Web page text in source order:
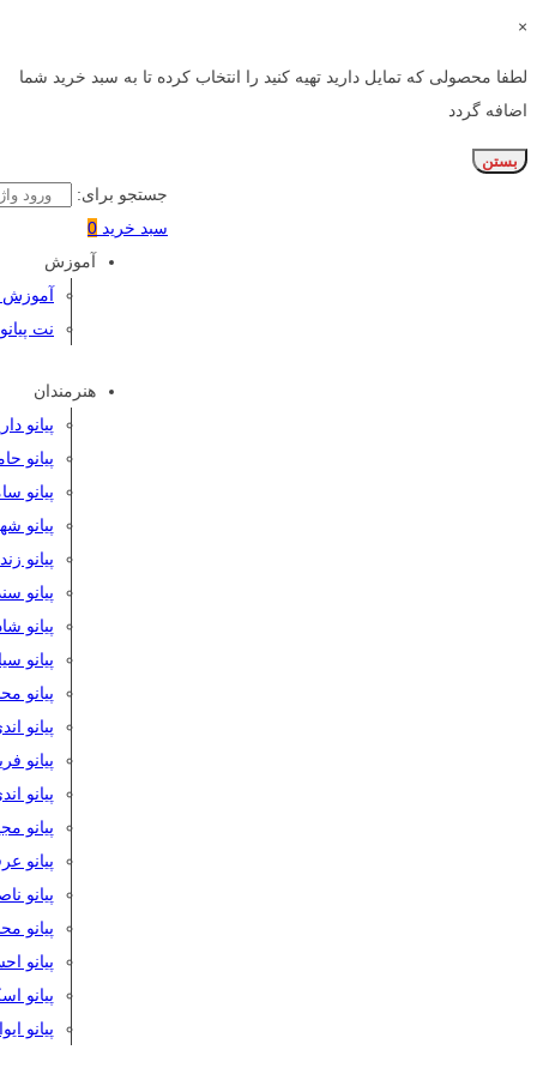
×
لطفا محصولی که تمایل دارید تهیه کنید را انتخاب کرده تا به سبد خرید شما
اضافه گردد
بستن
جستجو برای:
سبد خرید 0
آموزش
آموزش
نت پیانو
هنرمندان
پیانو
پیانو
پیانو
پیانو
پیانو
پیانو
پیانو
پیانو
پیانو
پیانو
پیانو
پیانو
پیانو
پیانو
پیانو
پیانو
پیانو
پیانو
پیانو